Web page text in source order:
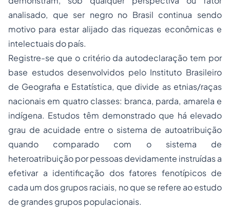
analisado, que ser negro no Brasil continua sendo
motivo para estar alijado das riquezas econômicas e
intelectuais do país.
Registre-se que o critério da autodeclaração tem por
base estudos desenvolvidos pelo Instituto Brasileiro
de Geografia e Estatística, que divide as etnias/raças
nacionais em quatro classes: branca, parda, amarela e
indígena. Estudos têm demonstrado que há elevado
grau de acuidade entre o sistema de autoatribuição
quando comparado com o sistema de
heteroatribuição por pessoas devidamente instruídas a
efetivar a identificação dos fatores fenotípicos de
cada um dos grupos raciais, no que se refere ao estudo
de grandes grupos populacionais.